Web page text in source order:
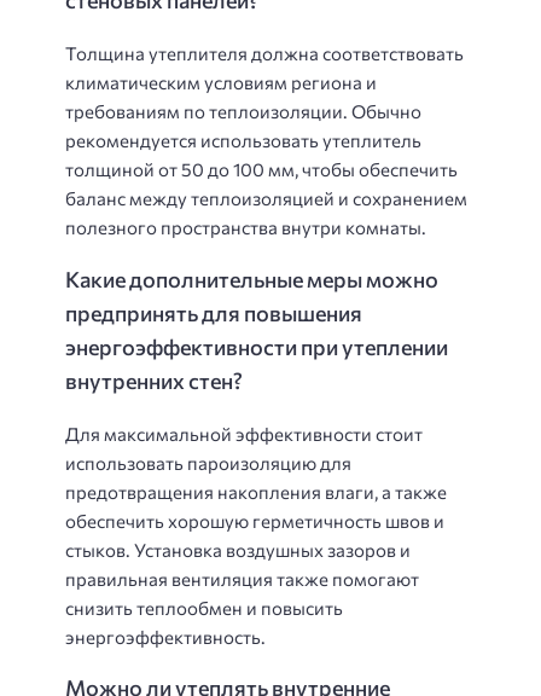
Толщина утеплителя должна соответствовать
климатическим условиям региона и
требованиям по теплоизоляции. Обычно
рекомендуется использовать утеплитель
толщиной от 50 до 100 мм, чтобы обеспечить
баланс между теплоизоляцией и сохранением
полезного пространства внутри комнаты.
Какие дополнительные меры можно
предпринять для повышения
энергоэффективности при утеплении
внутренних стен?
Для максимальной эффективности стоит
использовать пароизоляцию для
предотвращения накопления влаги, а также
обеспечить хорошую герметичность швов и
стыков. Установка воздушных зазоров и
правильная вентиляция также помогают
снизить теплообмен и повысить
энергоэффективность.
Можно ли утеплять внутренние